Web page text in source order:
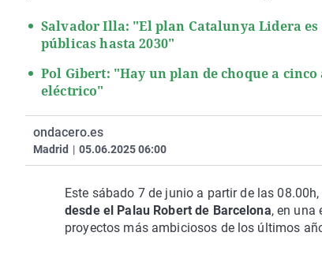
Salvador Illa: "El plan Catalunya Lidera
públicas hasta 2030"
Pol Gibert: "Hay un plan de choque a
eléctrico"
ondacero.es
Madrid | 05.06.2025 06:00
Este sábado 7 de junio a partir de las
desde el Palau Robert de Barcelona, en una
proyectos más ambiciosos de los últimos